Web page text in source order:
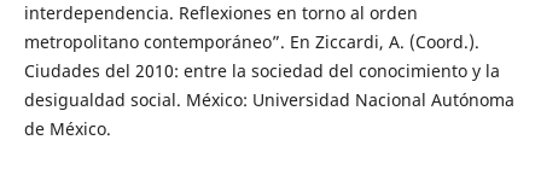
interdependencia. Reflexiones en torno al orden
metropolitano contemporáneo”. En Ziccardi, A. (Coord.).
Ciudades del 2010: entre la sociedad del conocimiento y la
desigualdad social. México: Universidad Nacional Autónoma
de México.